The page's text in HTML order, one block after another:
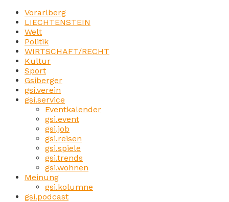
Vorarlberg
LIECHTENSTEIN
Welt
Politik
WIRTSCHAFT/RECHT
Kultur
Sport
Gsiberger
gsi.verein
gsi.service
Eventkalender
gsi.event
gsi.job
gsi.reisen
gsi.spiele
gsi.trends
gsi.wohnen
Meinung
gsi.kolumne
gsi.podcast